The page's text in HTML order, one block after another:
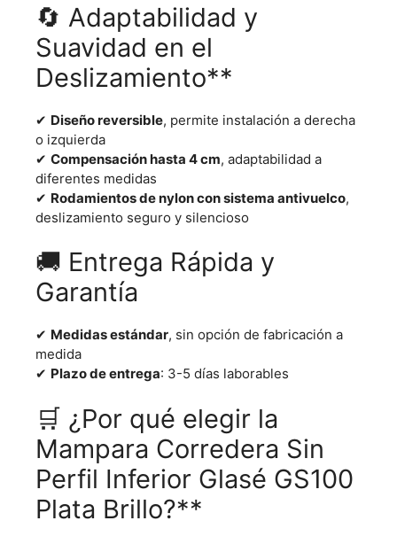
🔄 Adaptabilidad y
Suavidad en el
Deslizamiento**
✔ Diseño reversible, permite instalación a derecha
o izquierda
✔ Compensación hasta 4 cm, adaptabilidad a
diferentes medidas
✔ Rodamientos de nylon con sistema antivuelco,
deslizamiento seguro y silencioso
🚚 Entrega Rápida y
Garantía
✔ Medidas estándar, sin opción de fabricación a
medida
✔ Plazo de entrega: 3-5 días laborables
🛒 ¿Por qué elegir la
Mampara Corredera Sin
Perfil Inferior Glasé GS100
Plata Brillo?**